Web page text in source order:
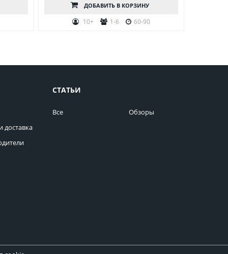
ДОБАВИТЬ В КОРЗИНУ
10+ 1-6 60-90
доставка
СТАТЬИ
Все Обзоры